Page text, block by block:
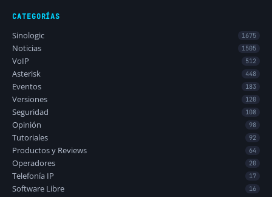
CATEGORÍAS
Sinologic 1675
Noticias 1505
VoIP 512
Asterisk 448
Eventos 183
Versiones 120
Seguridad 108
Opinión 98
Tutoriales 92
Productos y Reviews 64
Operadores 20
Telefonía IP 17
Software Libre 16